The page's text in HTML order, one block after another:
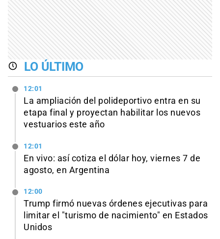
LO ÚLTIMO
12:01
La ampliación del polideportivo entra en su
etapa final y proyectan habilitar los nuevos
vestuarios este año
12:01
En vivo: así cotiza el dólar hoy, viernes 7 de
agosto, en Argentina
12:00
Trump firmó nuevas órdenes ejecutivas para
limitar el "turismo de nacimiento" en Estados
Unidos